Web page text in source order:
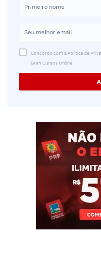
Concordo com a Política de
Gran Cursos Online.